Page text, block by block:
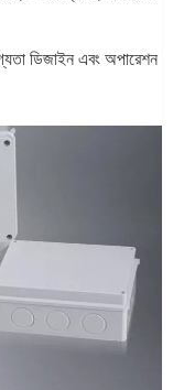
ডিজাইন এবং অপারেশন